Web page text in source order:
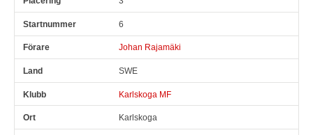
6
Johan Rajamäki
SWE
Karlskoga MF
Karlskoga